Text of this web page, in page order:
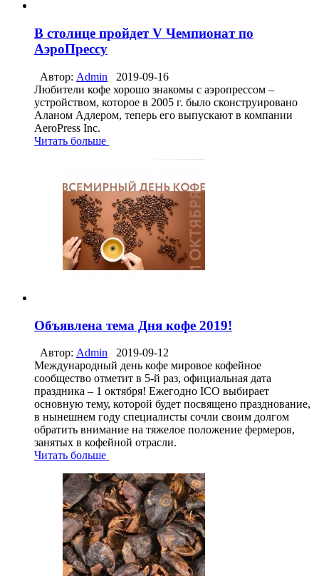
В столице пройдет V Чемпионат по
АэроПрессу
Автор: Admin
2019-09-16
Любители кофе хорошо знакомы с аэропрессом –
устройством, которое в 2005 г. было сконструировано
Аланом Адлером, теперь его выпускают в компании
AeroPress Inc.
Читать больше
Объявлена тема Дня кофе 2019!
Автор: Admin
2019-09-12
Международный день кофе мировое кофейное
сообщество отметит в 5-й раз, официальная дата
праздника – 1 октября! Ежегодно ICO выбирает
основную тему, которой будет посвящено празднование,
в нынешнем году специалисты сочли своим долгом
обратить внимание на тяжелое положение фермеров,
занятых в кофейной отрасли.
Читать больше